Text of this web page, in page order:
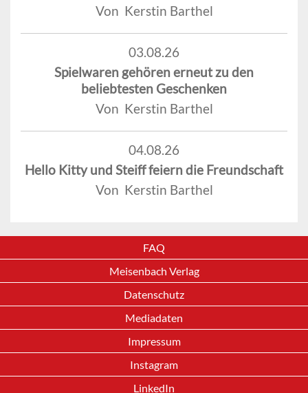
Von Kerstin Barthel
03.08.26
Spielwaren gehören erneut zu den
beliebtesten Geschenken
Von Kerstin Barthel
04.08.26
Hello Kitty und Steiff feiern die Freundschaft
Von Kerstin Barthel
FAQ
Meisenbach Verlag
Datenschutz
Mediadaten
Impressum
Instagram
LinkedIn